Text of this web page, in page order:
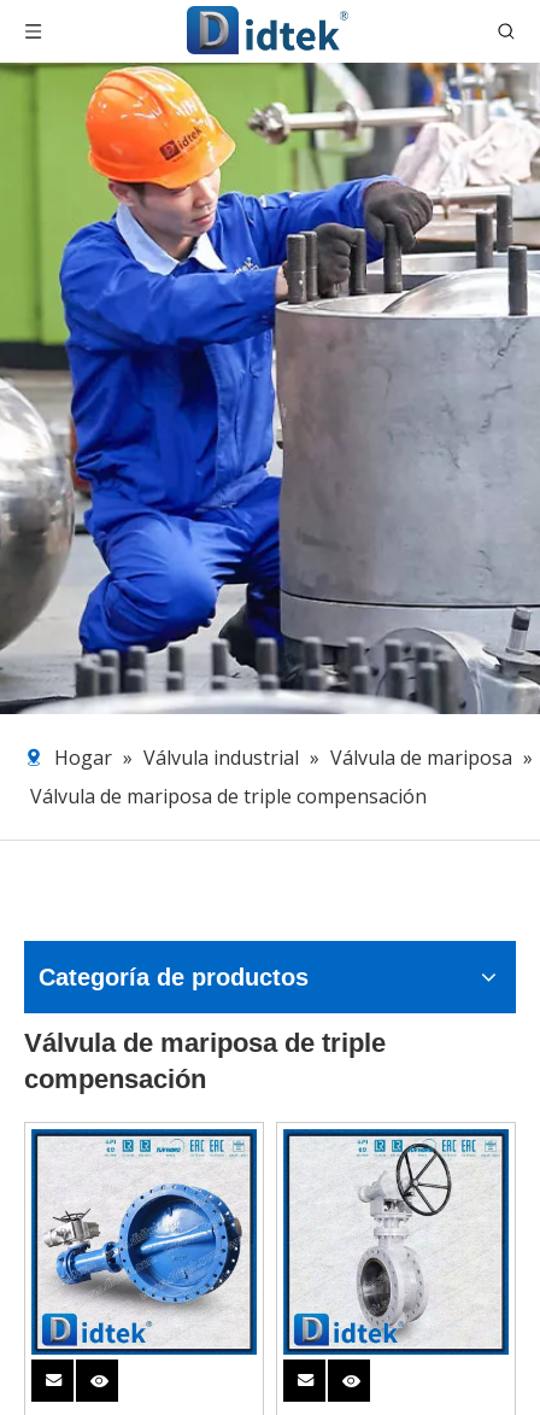
Hogar » Válvula industrial » Válvula de mariposa »
Válvula de mariposa de triple compensación
Categoría de productos
Válvula de mariposa de triple
compensación